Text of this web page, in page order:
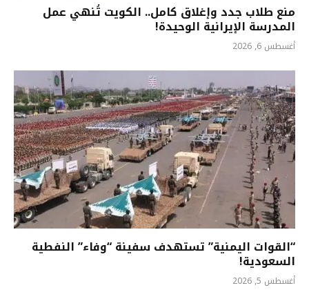
منع طلاب جدد وإغلاق كامل.. الكويت تُنهي عمل
المدرسة الإيرانية الوحيدة!
أغسطس 6, 2026
“القوات اليمنية” تستهدف سفينة “وفاء” النفطية
السعودية!
أغسطس 5, 2026